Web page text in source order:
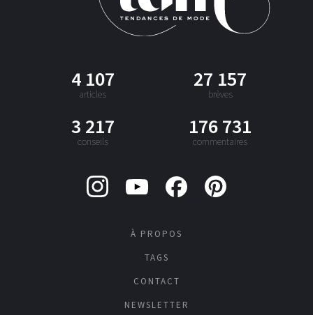
4 107
articles
27 157
brèves
3 217
conseils
176 731
commentaires
À PROPOS
TAGS
CONTACT
NEWSLETTER